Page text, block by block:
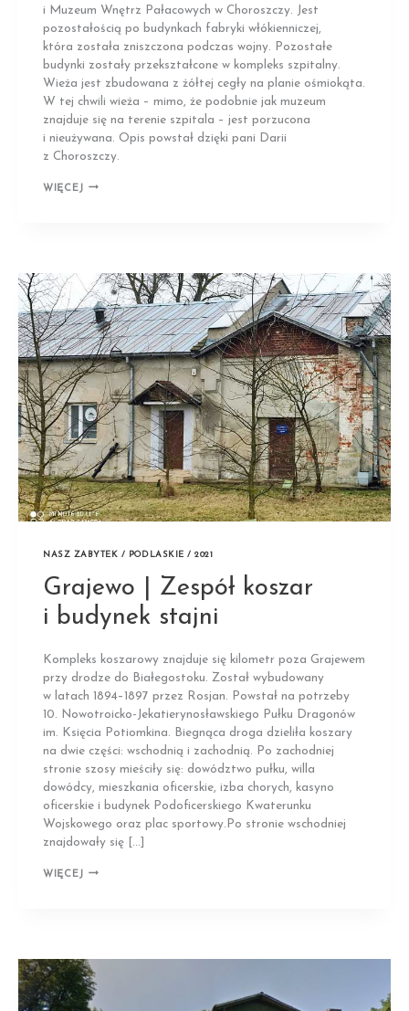
i Muzeum Wnętrz Pałacowych w Choroszczy. Jest
pozostałością po budynkach fabryki włókienniczej,
która została zniszczona podczas wojny. Pozostałe
budynki zostały przekształcone w kompleks szpitalny.
Wieża jest zbudowana z żółtej cegły na planie ośmiokąta.
W tej chwili wieża – mimo, że podobnie jak muzeum
znajduje się na terenie szpitala – jest porzucona
i nieużywana. Opis powstał dzięki pani Darii
z Choroszczy.
WIĘCEJ CHOROSZCZ
NASZ ZABYTEK / PODLASKIE / 2021
Grajewo | Zespół koszar
i budynek stajni
Kompleks koszarowy znajduje się kilometr poza Grajewem
przy drodze do Białegostoku. Został wybudowany
w latach 1894–1897 przez Rosjan. Powstał na potrzeby
10. Nowotroicko-Jekatierynosławskiego Pułku Dragonów
im. Księcia Potiomkina. Biegnąca droga dzieliła koszary
na dwie części: wschodnią i zachodnią. Po zachodniej
stronie szosy mieściły się: dowództwo pułku, willa
dowódcy, mieszkania oficerskie, izba chorych, kasyno
oficerskie i budynek Podoficerskiego Kwaterunku
Wojskowego oraz plac sportowy.Po stronie wschodniej
znajdowały się […]
WIĘCEJ GRAJEWO
STAJNI